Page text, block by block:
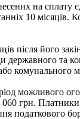
на
10 місяців.
після його
державного та
комунального
можливого
грн.
податкового